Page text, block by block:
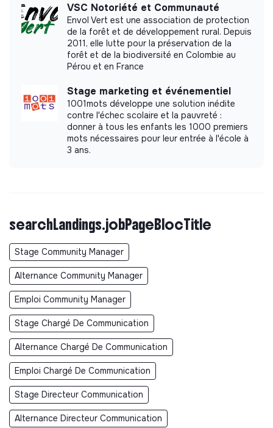
VSC Notoriété et Communauté
Envol Vert est une association de protection
de la forêt et de développement rural. Depuis
2011, elle lutte pour la préservation de la
forêt et de la biodiversité en Colombie au
Pérou et en France
Stage marketing et événementiel
1001mots développe une solution inédite
contre l'échec scolaire et la pauvreté :
donner à tous les enfants les 1000 premiers
mots nécessaires pour leur entrée à l'école à
3 ans.
searchLandings.jobPageBlocTitle
Stage Community Manager
Alternance Community Manager
Emploi Community Manager
Stage Chargé De Communication
Alternance Chargé De Communication
Emploi Chargé De Communication
Stage Directeur Communication
Alternance Directeur Communication